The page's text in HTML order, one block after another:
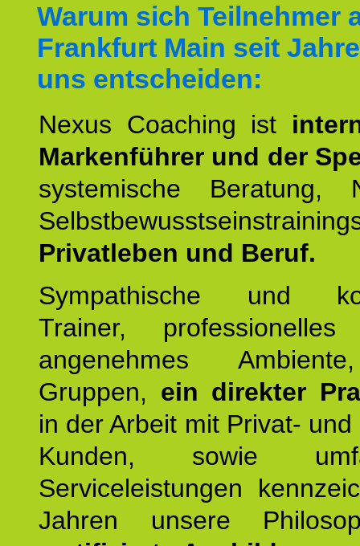
Warum sich Teilnehmer
Frankfurt Main seit
uns entscheiden:
Nexus Coaching ist
Markenführer und der
systemische Beratung,
Privatleben und Beruf.
Sympathische und
Trainer, professionelles
angenehmes
Gruppen, ein direkter
in der Arbeit mit Privat-
Kunden, sowie
Serviceleistungen
Jahren unsere